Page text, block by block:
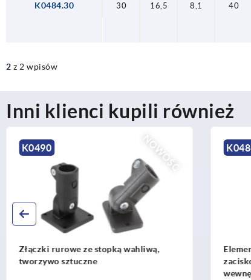
K0484.30 30 16,5 8,1 40
2 z 2 wpisów
Inni klienci kupili również
NOWOŚĆ
K0486
Element przegubowy złączki
zaciskowej, aluminiowy, kątowy, z